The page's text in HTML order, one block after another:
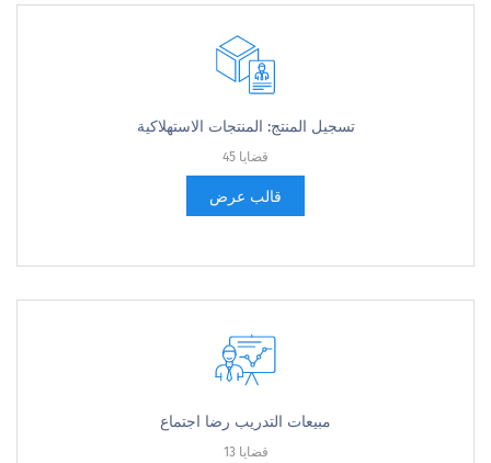
تسجيل المنتج: المنتجات الاستهلاكية
45 قضايا
قالب عرض
مبيعات التدريب رضا اجتماع
13 قضايا